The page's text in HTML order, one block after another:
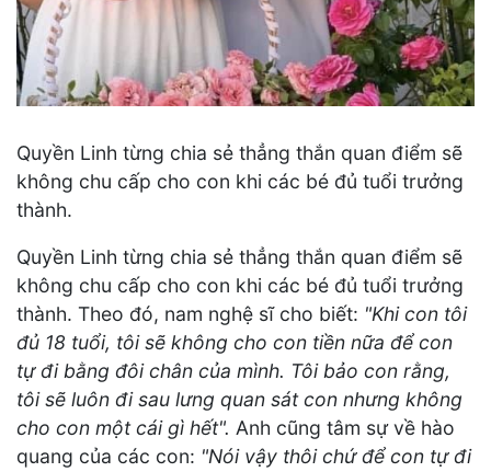
Quyền Linh từng chia sẻ thẳng thắn quan điểm sẽ
không chu cấp cho con khi các bé đủ tuổi trưởng
thành.
Quyền Linh từng chia sẻ thẳng thắn quan điểm sẽ
không chu cấp cho con khi các bé đủ tuổi trưởng
thành. Theo đó, nam nghệ sĩ cho biết: "Khi con tôi
đủ 18 tuổi, tôi sẽ không cho con tiền nữa để con
tự đi bằng đôi chân của mình. Tôi bảo con rằng,
tôi sẽ luôn đi sau lưng quan sát con nhưng không
cho con một cái gì hết". Anh cũng tâm sự về hào
quang của các con: "Nói vậy thôi chứ để con tự đi